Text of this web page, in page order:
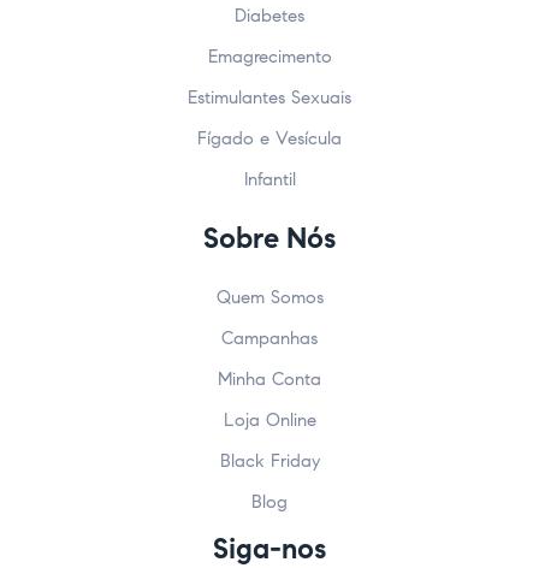
Diabetes
Emagrecimento
Estimulantes Sexuais
Fígado e Vesícula
Infantil
Sobre Nós
Quem Somos
Campanhas
Minha Conta
Loja Online
Black Friday
Blog
Siga-nos